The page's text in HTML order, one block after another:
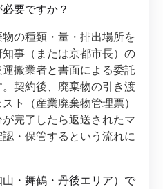
要ですか？
の種類・量・排出場所を
事（または京都市長）の
搬業者と書面による委託
契約後、廃棄物の引き渡
ト（産業廃棄物管理票）
完了したら返送されたマ
・保管するという流れに
・舞鶴・丹後エリア）で